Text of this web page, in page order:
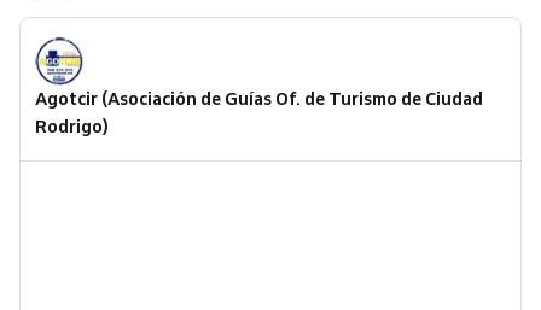
Agotcir (Asociación de Guías Of. de Turismo de Ciudad
Rodrigo)